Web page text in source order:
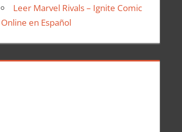
Leer Marvel Rivals – Ignite Comic
Online en Español